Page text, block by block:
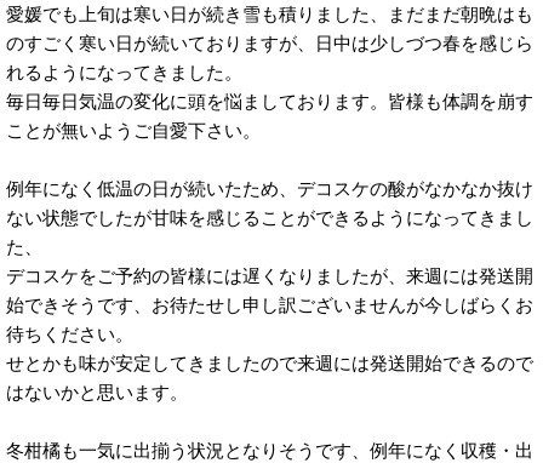
愛媛でも上旬は寒い日が続き雪も積りました、まだまだ朝晩はも
のすごく寒い日が続いておりますが、日中は少しづつ春を感じら
れるようになってきました。
毎日毎日気温の変化に頭を悩ましております。皆様も体調を崩す
ことが無いようご自愛下さい。
例年になく低温の日が続いたため、デコスケの酸がなかなか抜け
ない状態でしたが甘味を感じることができるようになってきまし
た、
デコスケをご予約の皆様には遅くなりましたが、来週には発送開
始できそうです、お待たせし申し訳ございませんが今しばらくお
待ちください。
せとかも味が安定してきましたので来週には発送開始できるので
はないかと思います。
冬柑橘も一気に出揃う状況となりそうです、例年になく収穫・出